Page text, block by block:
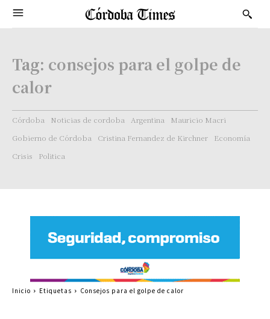
Tag: consejos para el golpe de
calor
Córdoba Noticias de cordoba Argentina
Mauricio Macri
Gobierno de Córdoba
Cristina Fernandez de Kirchner
Economía
Crisis
Politica
Inicio Etiquetas Consejos para el golpe de calor